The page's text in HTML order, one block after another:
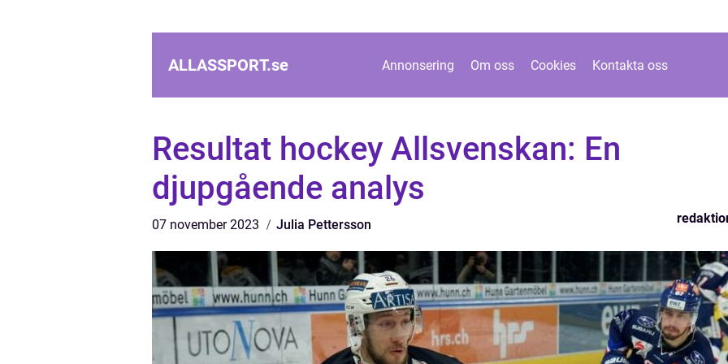
ALLASSPORT.se Annonsering Om oss Cookies Kontakta oss
Resultat hockey Allsvenskan: En
djupgående analys
07 november 2023 Julia Pettersson